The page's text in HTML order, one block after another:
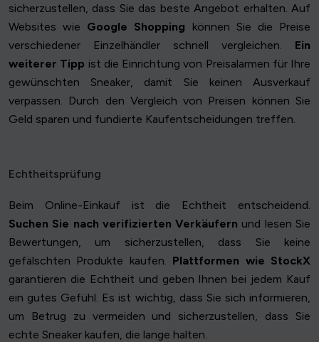
sicherzustellen, dass Sie das beste Angebot erhalten. Auf
Websites wie Google Shopping können Sie die Preise
verschiedener Einzelhändler schnell vergleichen. Ein
weiterer Tipp ist die Einrichtung von Preisalarmen für Ihre
gewünschten Sneaker, damit Sie keinen Ausverkauf
verpassen. Durch den Vergleich von Preisen können Sie
Geld sparen und fundierte Kaufentscheidungen treffen.
Echtheitsprüfung
Beim Online-Einkauf ist die Echtheit entscheidend.
Suchen Sie nach verifizierten Verkäufern und lesen Sie
Bewertungen, um sicherzustellen, dass Sie keine
gefälschten Produkte kaufen. Plattformen wie StockX
garantieren die Echtheit und geben Ihnen bei jedem Kauf
ein gutes Gefühl. Es ist wichtig, dass Sie sich informieren,
um Betrug zu vermeiden und sicherzustellen, dass Sie
echte Sneaker kaufen, die lange halten.